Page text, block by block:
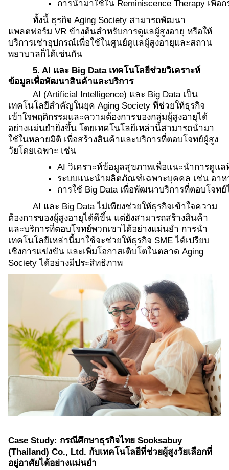
การนำมาใช้ใน Reminiscence Therapy เ
ทั้งนี้ ธุรกิจ Aging Society สามารถพัฒนา
แพลตฟอร์ม VR ข้างต้นสำหรับการดูแลผู้สูงอายุ หรือให้
บริการเช่าอุปกรณ์เพื่อใช้ในศูนย์ดูแลผู้สูงอายุและสถาน
พยาบาลก็ได้เช่นกัน
5. AI และ Big Data เทคโนโลยีช่วยวิเคราะห์
ข้อมูลเพื่อพัฒนาสินค้าและบริการ
AI (Artificial Intelligence) และ Big Data เป็น
เทคโนโลยีสำคัญในยุค Aging Society ที่ช่วยให้ธุรกิจ
เข้าใจพฤติกรรมและความต้องการของกลุ่มผู้สูงอายุได้
อย่างแม่นยำยิ่งขึ้น โดยเทคโนโลยีเหล่านี้สามารถนำมา
ใช้ในหลายมิติ เพื่อสร้างสินค้าและบริการที่ตอบโจทย์ผู้สูง
วัยโดยเฉพาะ เช่น
AI วิเคราะห์ข้อมูลสุขภาพเพื่อแนะนำการดูแล
ระบบแนะนำผลิตภัณฑ์เฉพาะบุคคล เช่น อาห
การใช้ Big Data เพื่อพัฒนาบริการที่ตอบโจท
AI และ Big Data ไม่เพียงช่วยให้ธุรกิจเข้าใจความ
ต้องการของผู้สูงอายุได้ดีขึ้น แต่ยังสามารถสร้างสินค้า
และบริการที่ตอบโจทย์พวกเขาได้อย่างแม่นยำ การนำ
เทคโนโลยีเหล่านี้มาใช้จะช่วยให้ธุรกิจ SME ได้เปรียบ
เชิงการแข่งขัน และเพิ่มโอกาสเติบโตในตลาด Aging
Society ได้อย่างมีประสิทธิภาพ
Case Study: กรณีศึกษาธุรกิจไทย Sooksabuy
(Thailand) Co., Ltd. กับเทคโนโลยีที่ช่วยผู้สูงวัยเลือกที่
อยู่อาศัยได้อย่างแม่นยำ